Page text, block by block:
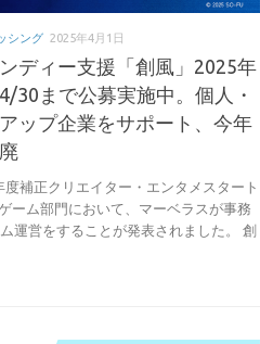
シング 2025年4月1日
ディー支援「創風」2025年
30まで公募実施中。個人・
ップ企業をサポート、今年
補正クリエイター・エンタメスタート
ーム部門において、マーベラスが事務
運営をすることが発表されました。 創